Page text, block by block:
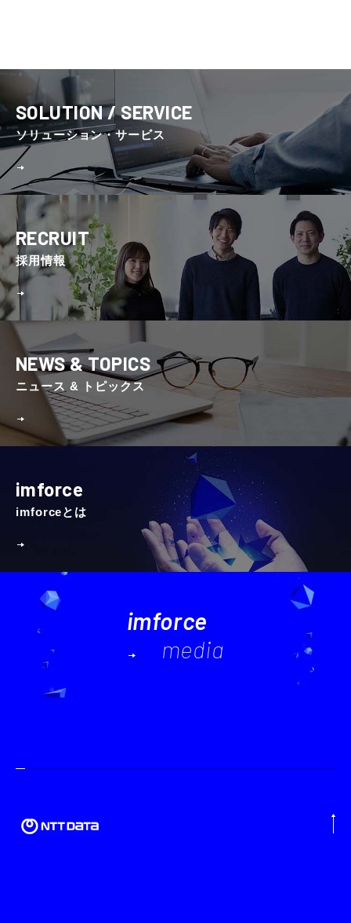
SOLUTION / SERVICE
ソリューション・サービス
RECRUIT
採⽤情報
NEWS & TOPICS
ニュース & トピックス
imforce
imforceとは
imforce
media